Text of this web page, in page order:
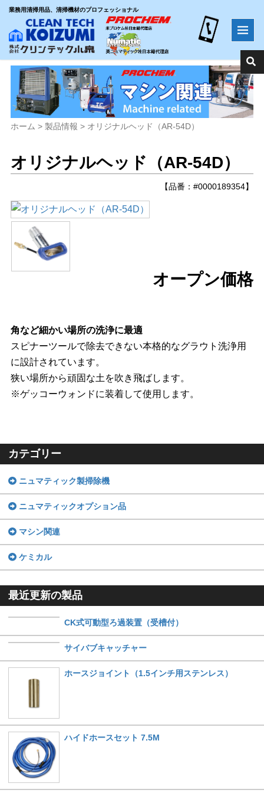
業務用清掃用品、清掃機材のプロフェッショナル
ホーム > 製品情報 > オリジナルヘッド（AR-54D）
オリジナルヘッド（AR-54D）
【品番：#0000189354】
オープン価格
角など細かい場所の洗浄に最適
スピナーツールで除去できない本格的なグラウト洗浄用
に設計されています。
狭い場所から頑固な土を吹き飛ばします。
※ゲッコーウォンドに装着して使用します。
カテゴリー
ニュマティック製掃除機
ニュマティックオプション品
マシン関連
ケミカル
最近更新の製品
CK式可動型ろ過装置（受槽付）
サイバブキャッチャー
ホースジョイント（1.5インチ用ステンレス）
ハイドホースセット 7.5M